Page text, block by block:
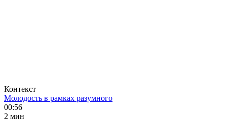
Контекст
Молодость в рамках разумного
00:56
2 мин